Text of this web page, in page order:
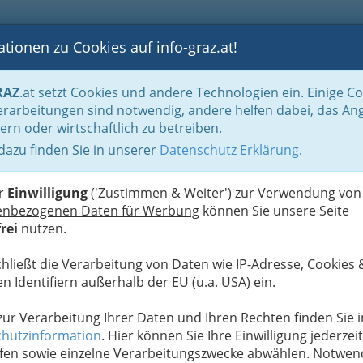
BLOGS FOTOS GASTRONOMIE BRANCHEN
zu Cookies auf info-graz.at!
.at setzt Cookies und andere Technologien ein. Einige
sind notwendig, andere helfen dabei, das
oder wirtschaftlich zu betreiben.
finden Sie in unserer Datenschutz Erklärung.
Einwilligung('Zustimmen & Weiter') zur Verwendung von
Daten für Werbung können Sie unsere Seite
nutzen.
die Verarbeitung von Daten wie IP-Adresse, Cookies
Identifiern außerhalb der EU (u.a. USA) ein.
Verarbeitung Ihrer Daten und Ihren Rechten finden Sie
. Hier können Sie Ihre Einwilligung jederzeit
sowie einzelne Verarbeitungszwecke abwählen.
Immobilienbüros, Immobilienmakler, Immobilienverwalter und
Mag. Assmann OEG